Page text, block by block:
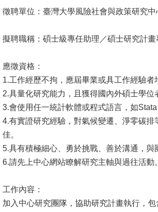
術
講
招
生
及
課
程
學
事
務
徵聘單位：臺灣大學風險社會與政策研究中
擬聘職稱：碩士級專任助理／碩士研究計
應徵資格：
1.工作經歷不拘，應屆畢業或具工作經驗者
2.具量化研究能力，且獲得國內外碩士學位
3.會使用任一統計軟體或程式語言，如
4.有實證研究經驗，對氣候變遷、淨零碳排
佳。
5.具有積極細心、勇於挑戰、善於溝通，與
6.請先上中心網站瞭解研究主軸與過往活動。
工作內容：
加入中心研究團隊，協助研究計畫執行，包